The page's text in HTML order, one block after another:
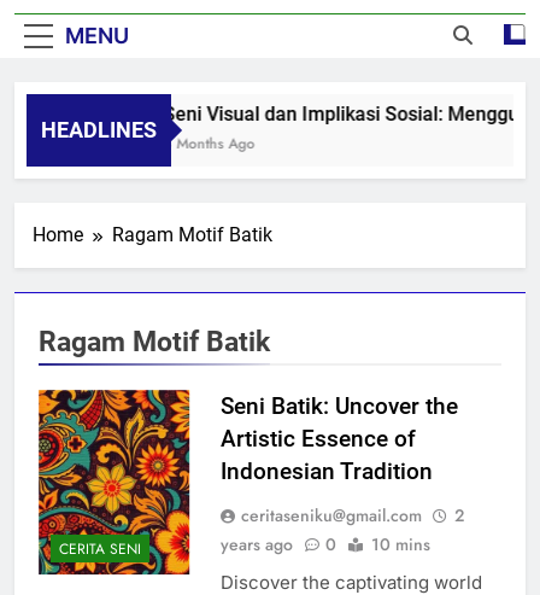
MENU
HEADLINES
Seni Visual dan Implikasi Sosial:
8 Months Ago
Home Ragam Motif Batik
Ragam Motif Batik
CERITA SENI
Seni Batik: Uncover the
Artistic Essence of
Indonesian Tradition
ceritaseniku@gmail.com
2
years ago
0 10 mins
Discover the captivating world